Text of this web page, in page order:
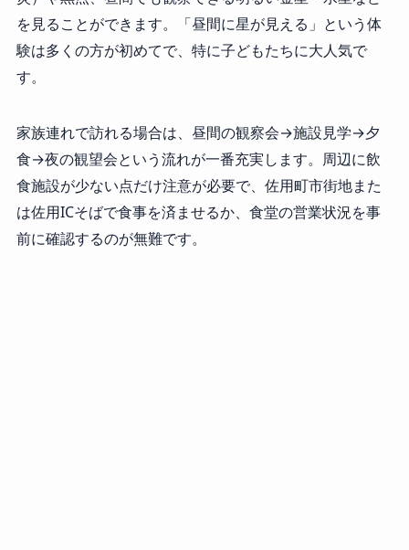
を見ることができます。「昼間に星が見える」という体
験は多くの方が初めてで、特に子どもたちに大人気で
す。
家族連れで訪れる場合は、昼間の観察会→施設見学→夕
食→夜の観望会という流れが一番充実します。周辺に飲
食施設が少ない点だけ注意が必要で、佐用町市街地また
は佐用ICそばで食事を済ませるか、食堂の営業状況を事
前に確認するのが無難です。